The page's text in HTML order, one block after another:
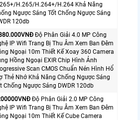
H.265/H.264+/H.264 Khả Năng
Ngược Sáng Tốt Chống Ngược Sáng
120db
Độ Phân Giải 4.0 MP Công
IP Wifi Trang Bị Thu Âm Xem Ban Đêm
Ngoại 10m Thiết Kế Xoay 360 Camera
Hồng Ngoại EXIR Chip Hình Ảnh
Scan CMOS Chuẩn Nén Hình Hổ
Thẻ Nhớ Khả Năng Chống Ngược Sáng
Chống Ngược Sáng DWDR 120db
Độ Phân Giải 2.0 MP Công
IP Wifi Trang Bị Thu Âm Xem Ban Đêm
Ngoại 10m Thiết Kế Cube Camera